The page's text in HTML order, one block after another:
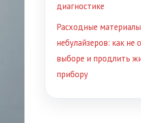
диагностике
Расходные
небулайзеров: как не
выборе и продлить
прибору